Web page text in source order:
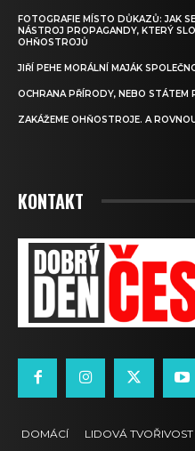
FOTOGRAFIE MÍSTO DŮKAZŮ: JAK
NÁSTROJ PROPAGANDY, KTERÝ
OHŇOSTROJŮ
JIŘÍ PEHE MORÁLNÍ MAJÁK
OCHRANA PŘÍRODY, NEBO STÁTEM
ZAKÁŽEME OHŇOSTROJE. A
KONTAKT
DOMÁCÍ LIDOVÁ TVOŘIVOST